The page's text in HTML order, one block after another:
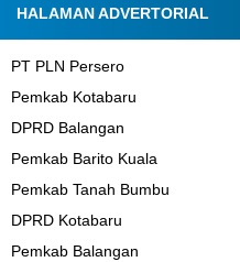
HALAMAN ADVERTORIAL
PT PLN Persero
Pemkab Kotabaru
DPRD Balangan
Pemkab Barito Kuala
Pemkab Tanah Bumbu
DPRD Kotabaru
Pemkab Balangan